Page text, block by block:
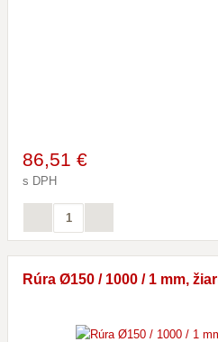
86,51 €
s DPH
Rúra Ø150 / 1000 / 1 mm,